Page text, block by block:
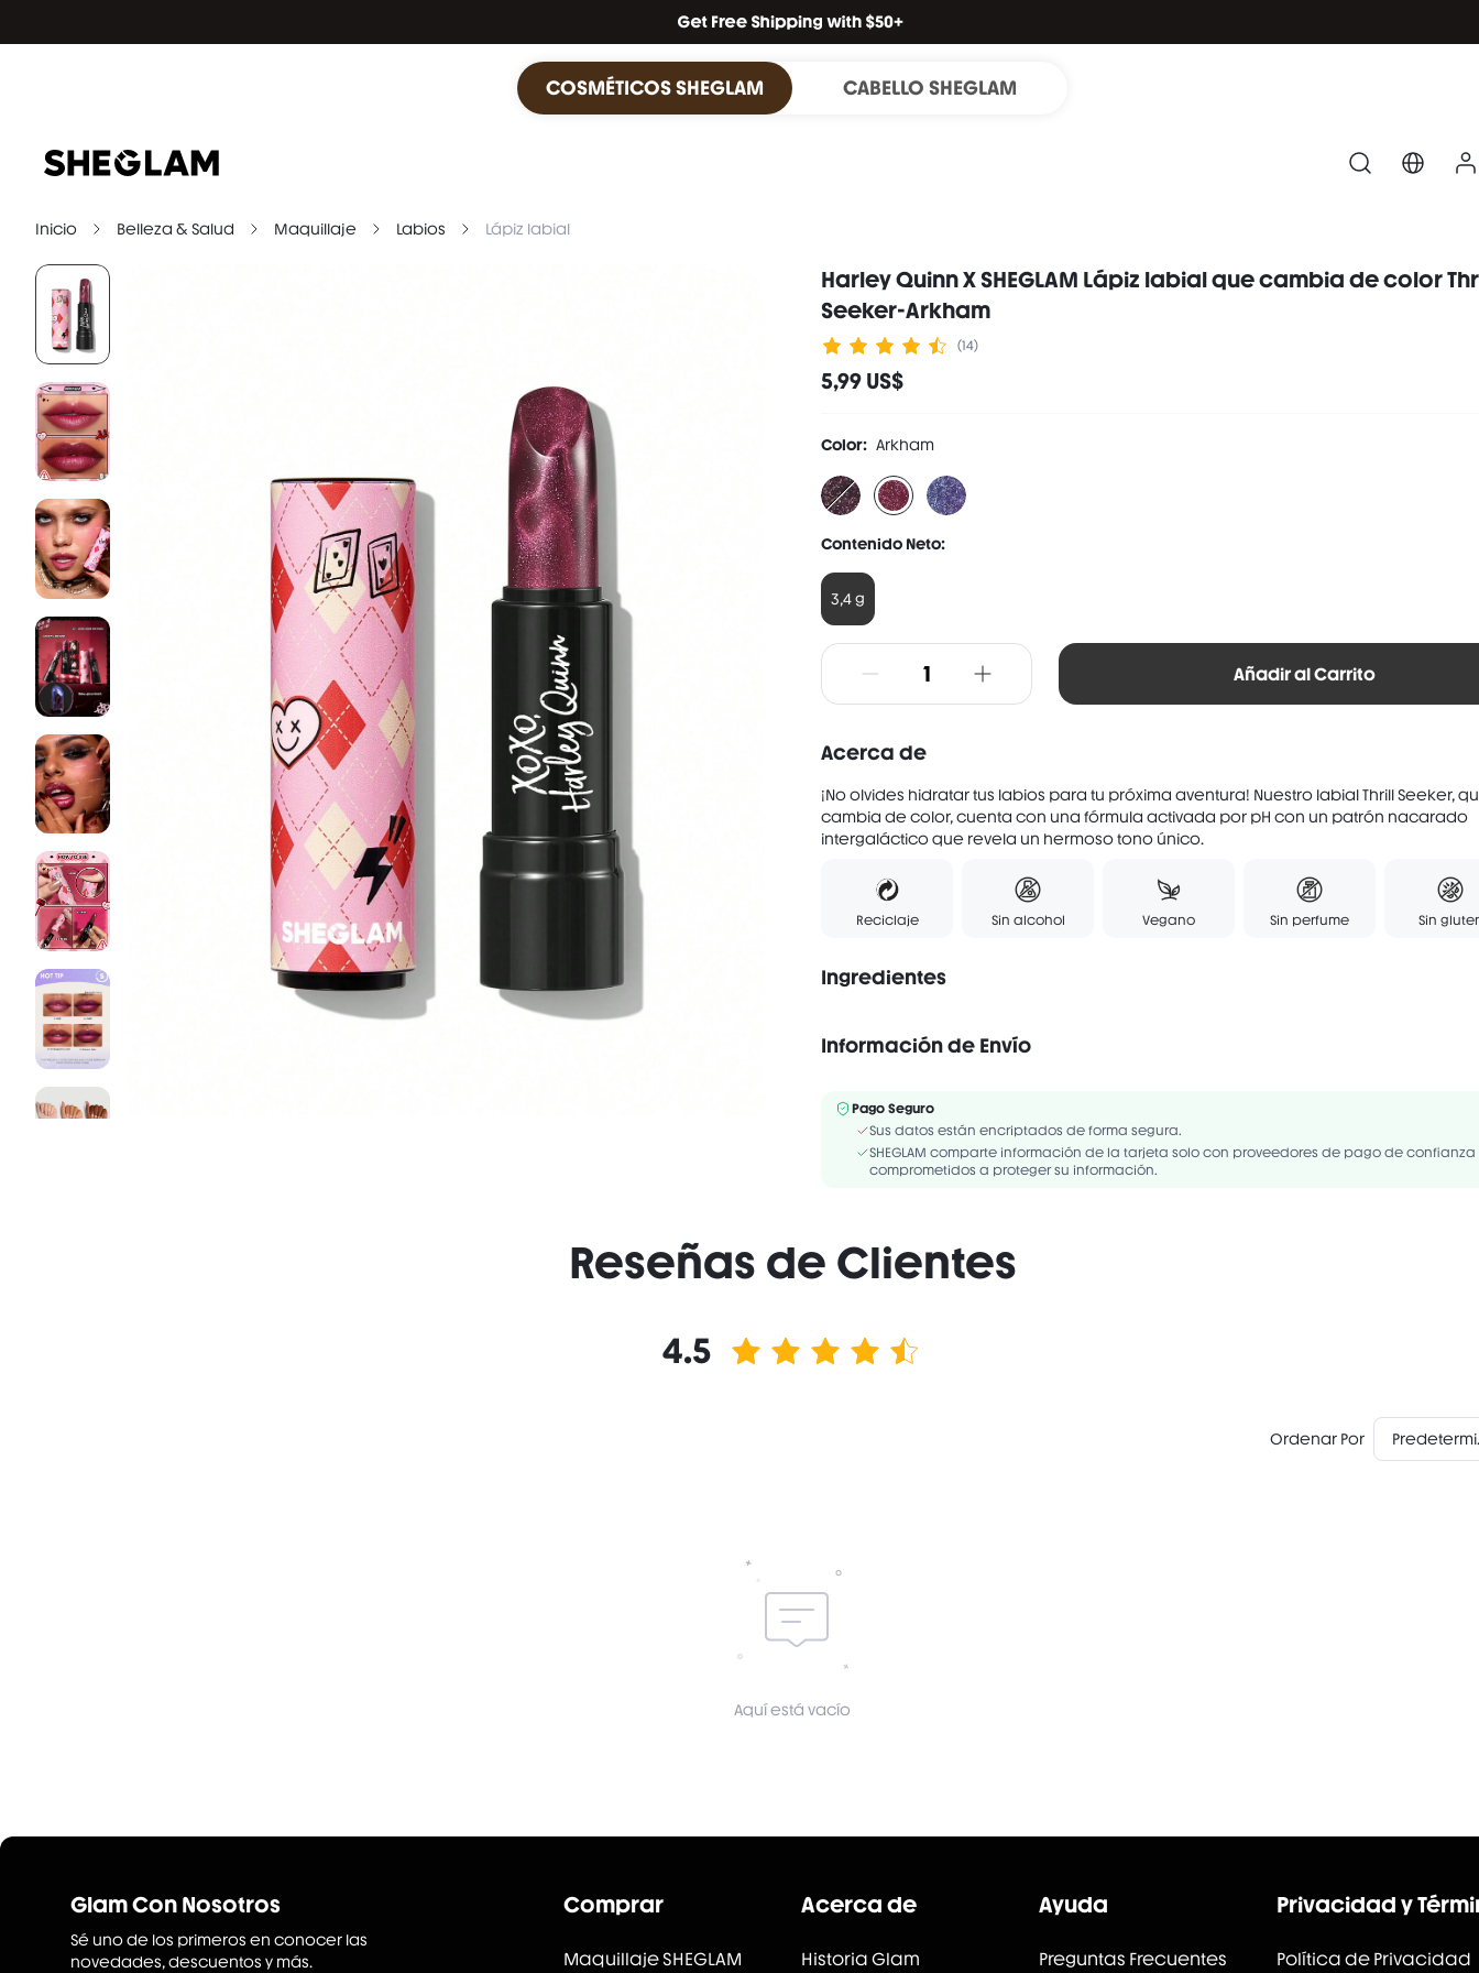
COSMÉTICOS SHEGLAM CABELLO SHEGLAM
Inicio Belleza & Salud Maquillaje Labios Lápiz labial
Harley Quinn X SHEGLAM Lápiz labial que cambia de color
Seeker-Arkham
(14)
5,99 US$
Color: Arkham
Contenido Neto:
3,4 g
Añadir al Carrito
Acerca de
¡No olvides hidratar tus labios para tu próxima aventura! Nuestro labial Thrill Seeker,
cambia de color, cuenta con una fórmula activada por pH con un patrón nacarado
intergaláctico que revela un hermoso tono único.
Reciclaje Sin alcohol Vegano Sin perfume Sin
Ingredientes
INGREDIENTS: CAPRYLIC/CAPRIC TRIGLYCERIDE, ETHYLHEXYL PALMITATE, BIS-DIGLYCERYL
POLYACYLADIPATE-2, SYNTHETIC WAX, DIISOSTEARYL MALATE, POLYISOBUTENE, CERA
MICROCRISTALLINA/MICROCRYSTALLINE WAX/CIRE MICROCRISTALLINE, BUTYROSPERMUM
Información de Envío
Pago Seguro
Sus datos están encriptados de forma segura.
SHEGLAM comparte información de la tarjeta solo con proveedores de pago de confianza
comprometidos a proteger su información.
Reseñas de Clientes
4.5
Ordenar Por
Aquí está vacío
Glam Con Nosotros
Sé uno de los primeros en conocer las
novedades, descuentos y más.
Comprar
Maquillaje SHEGLAM
Acerca de
Historia Glam
Ayuda
Preguntas Frecuentes
Privacidad y
Política de Privacidad